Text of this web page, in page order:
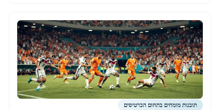
תובנות מומחים בתחום הכרטיסים